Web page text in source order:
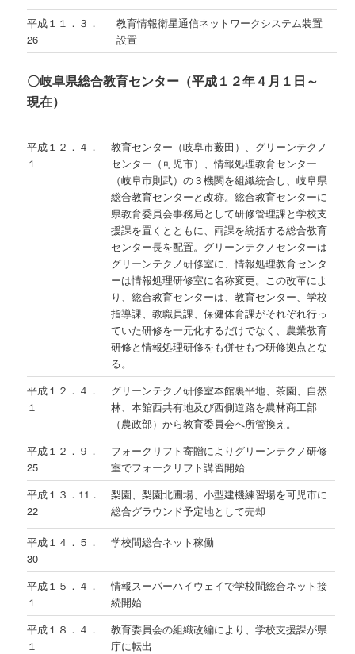
平成１１．３．
26
教育情報衛星通信ネットワークシステム装置
設置
〇岐阜県総合教育センター（平成１２年４月１日～
現在）
平成１２．４．
１
教育センター（岐阜市薮田）、グリーンテクノ
センター（可児市）、情報処理教育センター
（岐阜市則武）の３機関を組織統合し、岐阜県
総合教育センターと改称。総合教育センターに
県教育委員会事務局として研修管理課と学校支
援課を置くとともに、両課を統括する総合教育
センター長を配置。グリーンテクノセンターは
グリーンテクノ研修室に、情報処理教育センタ
ーは情報処理研修室に名称変更。この改革によ
り、総合教育センターは、教育センター、学校
指導課、教職員課、保健体育課がそれぞれ行っ
ていた研修を一元化するだけでなく、農業教育
研修と情報処理研修をも併せもつ研修拠点とな
る。
平成１２．４．
１
グリーンテクノ研修室本館裏平地、茶園、自然
林、本館西共有地及び西側道路を農林商工部
（農政部）から教育委員会へ所管換え。
平成１２．９．
25
フォークリフト寄贈によりグリーンテクノ研修
室でフォークリフト講習開始
平成１３．11．
22
梨園、梨園北圃場、小型建機練習場を可児市に
総合グラウンド予定地として売却
平成１４．５．
30
学校間総合ネット稼働
平成１５．４．
１
情報スーパーハイウェイで学校間総合ネット接
続開始
平成１８．４．
１
教育委員会の組織改編により、学校支援課が県
庁に転出